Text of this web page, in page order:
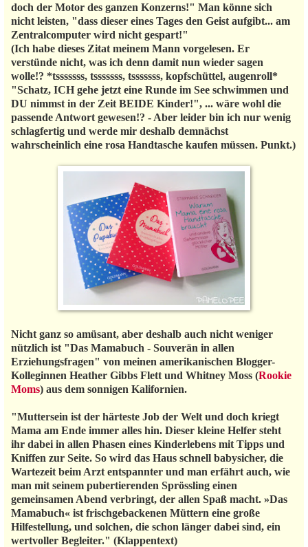
doch der Motor des ganzen Konzerns!" Man könne sich
nicht leisten, "dass dieser eines Tages den Geist aufgibt... am
Zentralcomputer wird nicht gespart!"
(Ich habe dieses Zitat meinem Mann vorgelesen. Er
verstünde nicht, was ich denn damit nun wieder sagen
wolle!? *tsssssss, tsssssss, tsssssss, kopfschüttel, augenroll*
"Schatz, ICH gehe jetzt eine Runde im See schwimmen und
DU nimmst in der Zeit BEIDE Kinder!", ... wäre wohl die
passende Antwort gewesen!? - Aber leider bin ich nur wenig
schlagfertig und werde mir deshalb demnächst
wahrscheinlich eine rosa Handtasche kaufen müssen. Punkt.)
Nicht ganz so amüsant, aber deshalb auch nicht weniger
nützlich ist "Das Mamabuch - Souverän in allen
Erziehungsfragen" von meinen amerikanischen Blogger-
Kolleginnen Heather Gibbs Flett und Whitney Moss (Rookie
Moms) aus dem sonnigen Kalifornien.
"Muttersein ist der härteste Job der Welt und doch kriegt
Mama am Ende immer alles hin. Dieser kleine Helfer steht
ihr dabei in allen Phasen eines Kinderlebens mit Tipps und
Kniffen zur Seite. So wird das Haus schnell babysicher, die
Wartezeit beim Arzt entspannter und man erfährt auch, wie
man mit seinem pubertierenden Sprössling einen
gemeinsamen Abend verbringt, der allen Spaß macht. »Das
Mamabuch« ist frischgebackenen Müttern eine große
Hilfestellung, und solchen, die schon länger dabei sind, ein
wertvoller Begleiter." (Klappentext)